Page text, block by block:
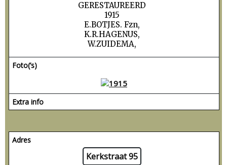
GERESTAUREERD
1915
E.BOTJES. Fzn,
K.R.HAGENUS,
W.ZUIDEMA,
Foto(’s)
Extra info
Adres
Kerkstraat 95